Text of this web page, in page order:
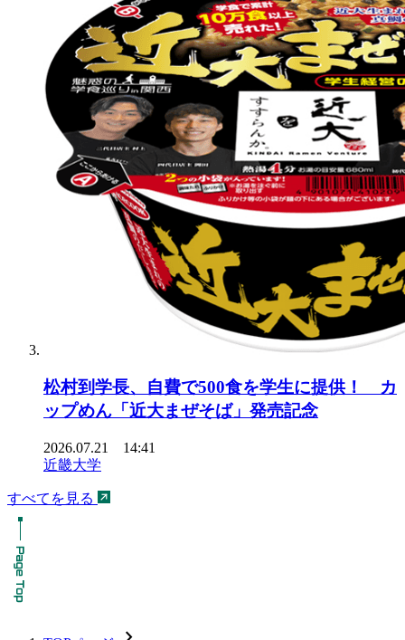
松村到学長、自費で500食を学生に提供！ カ
ップめん「近大まぜそば」発売記念
2026.07.21 14:41
近畿大学
すべてを見る